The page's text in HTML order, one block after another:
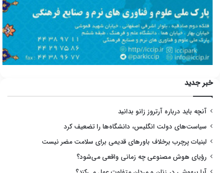
خبر جدید
آنچه باید درباره آرتروز زانو بدانید
سیاست‌های دولت انگلیس، دانشگاه‌ها را تضعیف کرد
لبنیات پرچرب برخلاف باورهای قدیمی برای سلامت مضر نیست
رؤیای هوش مصنوعی چه زمانی واقعی می‌شود؟